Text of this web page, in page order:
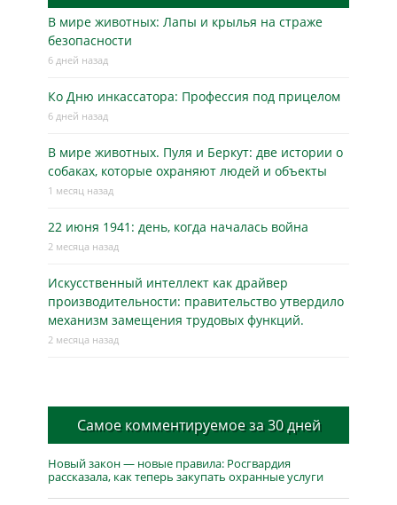
В мире животных: Лапы и крылья на страже
безопасности
6 дней назад
Ко Дню инкассатора: Профессия под прицелом
6 дней назад
В мире животных. Пуля и Беркут: две истории о
собаках, которые охраняют людей и объекты
1 месяц назад
22 июня 1941: день, когда началась война
2 месяца назад
Искусственный интеллект как драйвер
производительности: правительство утвердило
механизм замещения трудовых функций.
2 месяца назад
Самое комментируемое за 30 дней
Новый закон — новые правила: Росгвардия
рассказала, как теперь закупать охранные услуги